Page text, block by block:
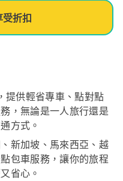
折扣
供輕省專車、點對點
，無論是一人旅行還是
方式。
新加坡、馬來西亞、越
包車服務，讓你的旅程
省心。